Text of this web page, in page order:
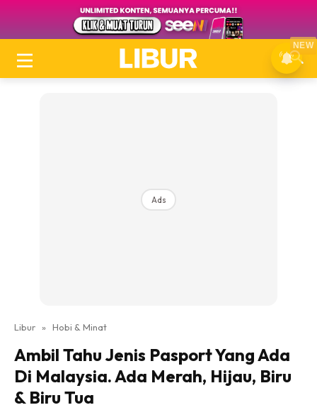
Ads
Libur » Hobi & Minat
Ambil Tahu Jenis Pasport Yang Ada
Di Malaysia. Ada Merah, Hijau, Biru
& Biru Tua
NEW